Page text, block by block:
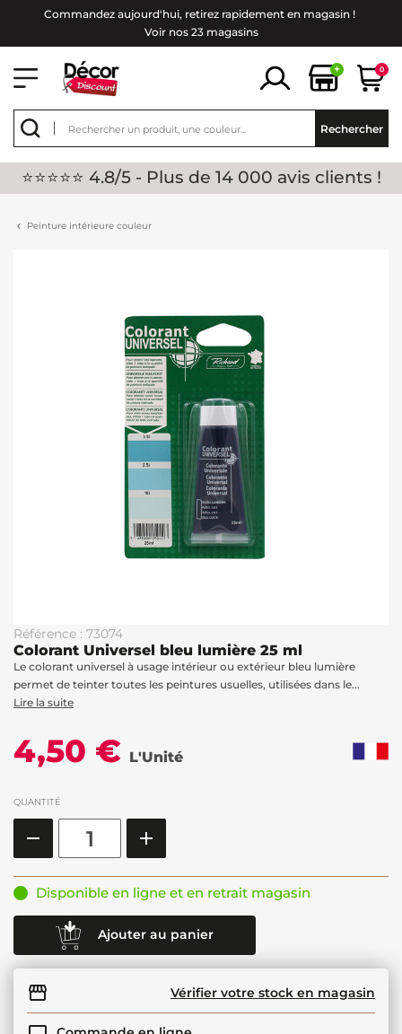
Commandez aujourd'hui, retirez rapidement en magasin !
Voir nos 23 magasins
+ 0
Rechercher
⭐⭐⭐⭐⭐ 4.8/5 - Plus de 14 000 avis clients !
Peinture intérieure couleur
Référence : 73074
Colorant Universel bleu lumière 25 ml
Le colorant universel à usage intérieur ou extérieur bleu lumière
permet de teinter toutes les peintures usuelles, utilisées dans le...
Lire la suite
4,50 € L'Unité
QUANTITÉ
Disponible en ligne et en retrait magasin
Ajouter au panier
Vérifier votre stock en magasin